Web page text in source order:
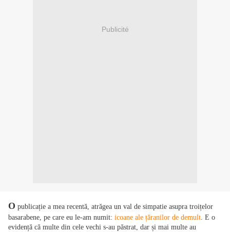
Publicité
O publicație a mea recentă, atrăgea un val de simpatie asupra troițelor
basarabene, pe care eu le-am numit: icoane ale țăranilor de demult. E o
evidență că multe din cele vechi s-au păstrat, dar și mai multe au